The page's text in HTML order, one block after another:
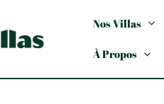
Nos Villas
À Propos